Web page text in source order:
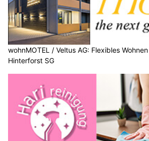
wohnMOTEL / Veltus AG: Flexibles
Hinterforst SG